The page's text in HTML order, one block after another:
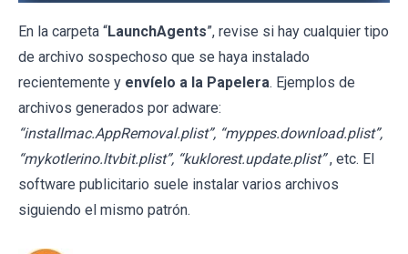
En la carpeta “LaunchAgents”, revise si hay cualquier tipo
de archivo sospechoso que se haya instalado
recientemente y envíelo a la Papelera. Ejemplos de
archivos generados por adware:
“installmac.AppRemoval.plist”, “myppes.download.plist”,
“mykotlerino.ltvbit.plist”, “kuklorest.update.plist” , etc. El
software publicitario suele instalar varios archivos
siguiendo el mismo patrón.